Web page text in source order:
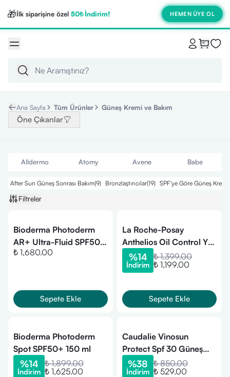
🎁İlk siparişine özel 50₺ İndirim! HEMEN ÜYE OL
Ana Sayfa Tüm Ürünler Güneş Kremi ve Bakım
Öne Çıkanlar
Alldermo Atomy Avene Babe
After Sun Güneş Sonrası Bakım(9) Bronzlaştırıcılar(19) SPF'ye Göre Güneş
Filtreler
Bioderma Photoderm
AR+ Ultra-Fluid SPF50+
Kızarıklık Karşıtı Yüz
₺ 1,680.00
Sepete Ekle
La Roche-Posay
Anthelios Oil Control Yüz
Güneş Kremi SPF50+
50ml
%14
İndirim
₺ 1,399.00
₺ 1,199.00
Sepete Ekle
Bioderma Photoderm
Spot SPF50+ 150 ml
%14
İndirim
₺ 1,899.00
₺ 1,625.00
Caudalie Vinosun
Protect Spf 30 Güneş
Koruyucu Krem 50 ml
%38
İndirim
₺ 850.00
₺ 529.00